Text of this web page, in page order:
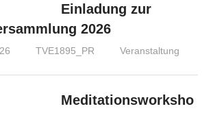
Einladung zur
2026
TVE1895_PR Veranstaltung
Meditationsworksho